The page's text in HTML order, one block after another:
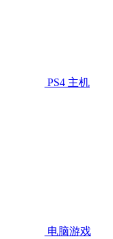
PS4 主机
电脑游戏